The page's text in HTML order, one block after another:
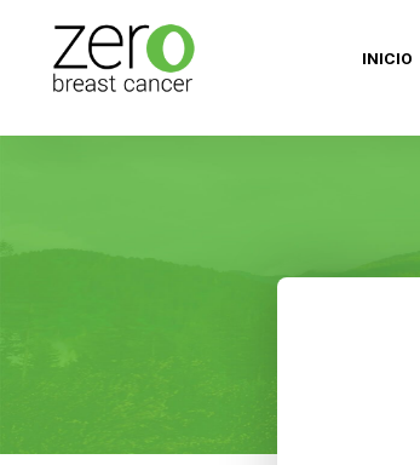
INICIO